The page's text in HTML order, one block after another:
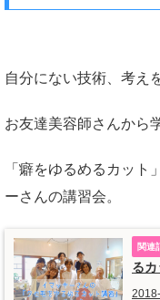
自分にない技術、考え
お友達美容師さんから
「癖をゆるめるカット
ーさんの講習会。
る